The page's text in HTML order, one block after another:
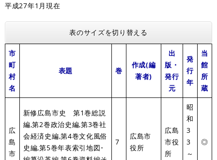
平成27年1月現在
表のサイズを切り替える
市
町
村
名
表題 巻
作成(編
著者)
出
版・
発行
元
発
行
年
当
館
所
蔵
広
島
市
新修広島市史 第1巻総説
編,第2巻政治史編,第3巻社
会経済史編,第4巻文化風俗
史編,第5巻年表索引地図･
7
広島市
役所
広島
市役
所
昭
和
3
3
～
◎